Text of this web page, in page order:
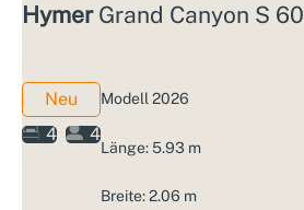
HymerGrand Canyon S
Neu
4
4
Modell 2026
Länge: 5.93 m
Breite: 2.06 m